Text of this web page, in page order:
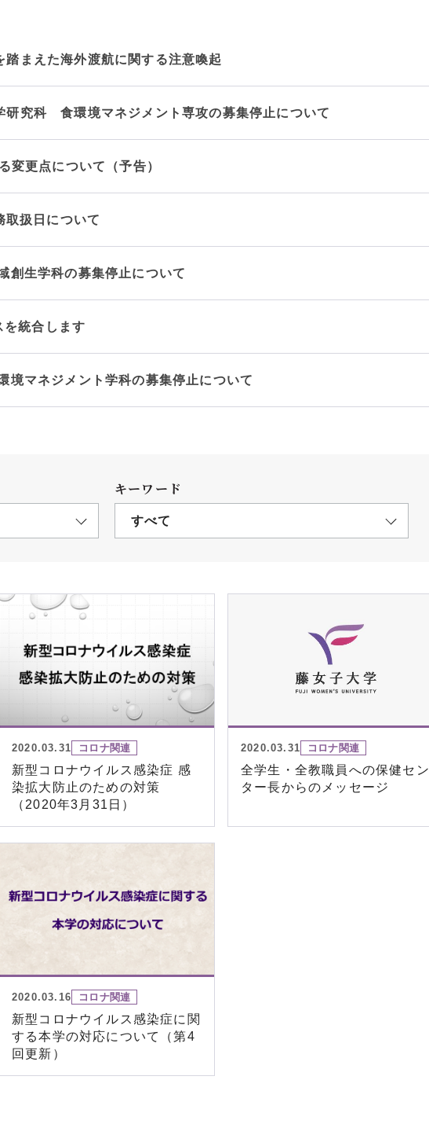
優遇措置
によるご寄付
について
納税を活用し
学則
踏まえた海外渡航に関する注意喚起
研究科 食環境マネジメント専攻の募集停止について
変更点について（予告）
扱日について
創生学科の募集停止について
統合します
境マネジメント学科の募集停止について
キーワード
すべて
2020.03.31 コロナ関連
新型コロナウイルス感染症 感
染拡大防止のための対策
（2020年3月31日）
2020.03.31 コロナ関連
全学生・全教職員への保健セン
ター長からのメッセージ
2020.03.16 コロナ関連
新型コロナウイルス感染症に関
する本学の対応について（第4
回更新）